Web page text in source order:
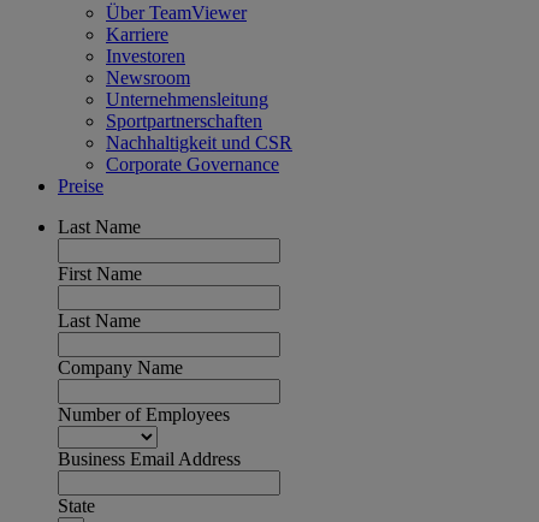
Über TeamViewer
Karriere
Investoren
Newsroom
Unternehmensleitung
Sportpartnerschaften
Nachhaltigkeit und CSR
Corporate Governance
Preise
Last Name
First Name
Last Name
Company Name
Number of Employees
Business Email Address
State